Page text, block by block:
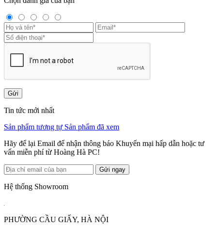
Gửi
Tin tức mới nhất
Sản phẩm tương tự Sản phẩm đã xem
Hãy để lại Email để nhận thông báo Khuyến mại hấp dẫn hoặc tư
vấn miễn phí từ Hoàng Hà PC!
Gửi ngay
Hệ thống Showroom
PHƯỜNG CẦU GIẤY, HÀ NỘI